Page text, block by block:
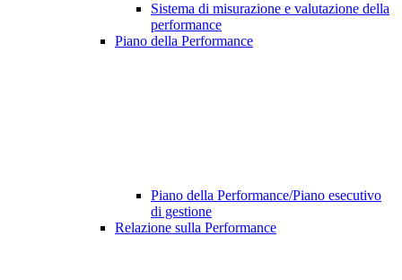
Sistema di misurazione e valutazione della
performance
Piano della Performance
Piano della Performance/Piano esecutivo
di gestione
Relazione sulla Performance